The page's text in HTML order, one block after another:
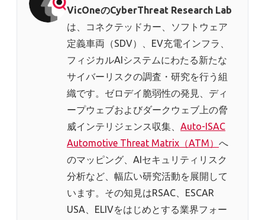
VicOneのCyberThreat Research Lab
は、コネクテッドカー、ソフトウェア
定義車両（SDV）、EV充電インフラ、
フィジカルAIシステムにわたる新たな
サイバーリスクの調査・研究を行う組
織です。ゼロデイ脆弱性の発見、ディ
ープウェブおよびダークウェブ上の脅
威インテリジェンス収集、 Auto-ISAC
Automotive Threat Matrix（ATM） へ
のマッピング、AIセキュリティリスク
分析など、幅広い研究活動を展開して
います。その知見はRSAC、ESCAR
USA、ELIVをはじめとする業界フォー